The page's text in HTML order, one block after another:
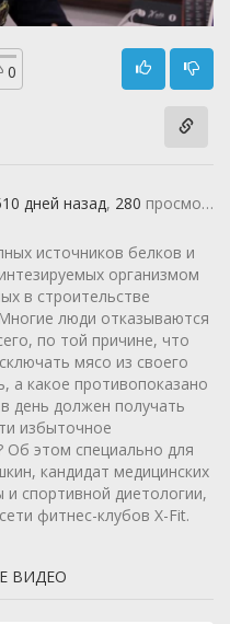
0
дней назад, 280 просмотров
источников белков и
организмом
в строительстве
люди отказываются
по той причине, что
мясо из своего
а какое противопоказано
день должен получать
избыточное
Об этом специально для
кандидат медицинских
спортивной диетологии,
фитнес-клубов X-Fit.
ВИДЕО